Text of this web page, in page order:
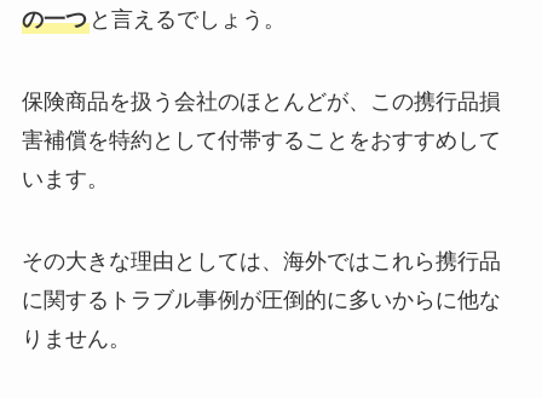
の一つと言えるでしょう。
保険商品を扱う会社のほとんどが、この携行品損
害補償を特約として付帯することをおすすめして
います。
その大きな理由としては、海外ではこれら携行品
に関するトラブル事例が圧倒的に多いからに他な
りません。